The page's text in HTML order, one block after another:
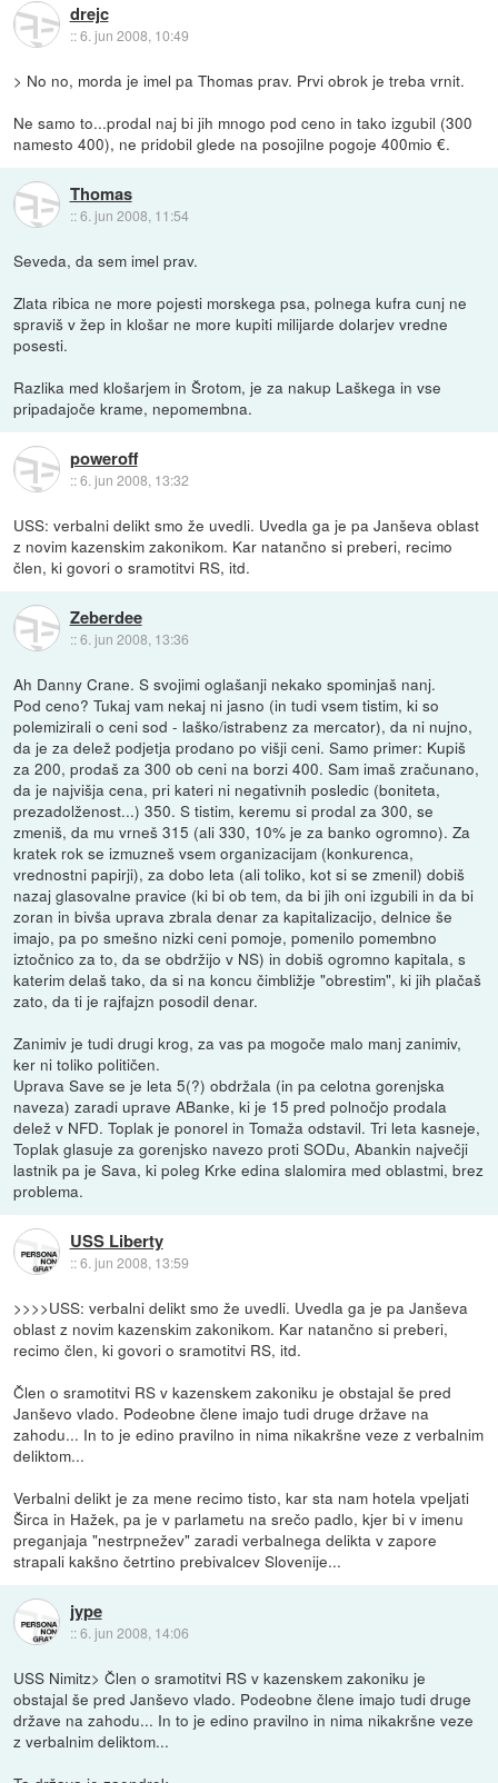
drejc
::6. jun 2008, 10:49
> No no, morda je imel pa Thomas prav. Prvi obrok je treba vrnit.
Ne samo to...prodal naj bi jih mnogo pod ceno in tako izgubil (300
namesto 400), ne pridobil glede na posojilne pogoje 400mio €.
Thomas
::6. jun 2008, 11:54
Seveda, da sem imel prav.
Zlata ribica ne more pojesti morskega psa, polnega kufra cunj ne
spraviš v žep in klošar ne more kupiti milijarde dolarjev vredne
posesti.
Razlika med klošarjem in Šrotom, je za nakup Laškega in vse
pripadajoče krame, nepomembna.
poweroff
::6. jun 2008, 13:32
USS: verbalni delikt smo že uvedli. Uvedla ga je pa Janševa oblast
z novim kazenskim zakonikom. Kar natančno si preberi, recimo
člen, ki govori o sramotitvi RS, itd.
Zeberdee
::6. jun 2008, 13:36
Ah Danny Crane. S svojimi oglašanji nekako spominjaš nanj.
Pod ceno? Tukaj vam nekaj ni jasno (in tudi vsem tistim, ki so
polemizirali o ceni sod - laško/istrabenz za mercator), da ni nujno,
da je za delež podjetja prodano po višji ceni. Samo primer: Kupiš
za 200, prodaš za 300 ob ceni na borzi 400. Sam imaš zračunano,
da je najvišja cena, pri kateri ni negativnih posledic (boniteta,
prezadolženost...) 350. S tistim, keremu si prodal za 300, se
zmeniš, da mu vrneš 315 (ali 330, 10% je za banko ogromno). Za
kratek rok se izmuzneš vsem organizacijam (konkurenca,
vrednostni papirji), za dobo leta (ali toliko, kot si se zmenil) dobiš
nazaj glasovalne pravice (ki bi ob tem, da bi jih oni izgubili in da bi
zoran in bivša uprava zbrala denar za kapitalizacijo, delnice še
imajo, pa po smešno nizki ceni pomoje, pomenilo pomembno
iztočnico za to, da se obdržijo v NS) in dobiš ogromno kapitala, s
katerim delaš tako, da si na koncu čimbližje "obrestim", ki jih plačaš
zato, da ti je rajfajzn posodil denar.
Zanimiv je tudi drugi krog, za vas pa mogoče malo manj zanimiv,
ker ni toliko političen.
Uprava Save se je leta 5(?) obdržala (in pa celotna gorenjska
naveza) zaradi uprave ABanke, ki je 15 pred polnočjo prodala
delež v NFD. Toplak je ponorel in Tomaža odstavil. Tri leta kasneje,
Toplak glasuje za gorenjsko navezo proti SODu, Abankin največji
lastnik pa je Sava, ki poleg Krke edina slalomira med oblastmi, brez
problema.
USS Liberty
::6. jun 2008, 13:59
>>>>USS: verbalni delikt smo že uvedli. Uvedla ga je pa Janševa
oblast z novim kazenskim zakonikom. Kar natančno si preberi,
recimo člen, ki govori o sramotitvi RS, itd.
Člen o sramotitvi RS v kazenskem zakoniku je obstajal še pred
Janševo vlado. Podeobne člene imajo tudi druge države na
zahodu... In to je edino pravilno in nima nikakršne veze z verbalnim
deliktom...
Verbalni delikt je za mene recimo tisto, kar sta nam hotela vpeljati
Širca in Hažek, pa je v parlametu na srečo padlo, kjer bi v imenu
preganjaja "nestrpnežev" zaradi verbalnega delikta v zapore
strapali kakšno četrtino prebivalcev Slovenije...
jype
::6. jun 2008, 14:06
USS Nimitz> Člen o sramotitvi RS v kazenskem zakoniku je
obstajal še pred Janševo vlado. Podeobne člene imajo tudi druge
države na zahodu... In to je edino pravilno in nima nikakršne veze
z verbalnim deliktom...